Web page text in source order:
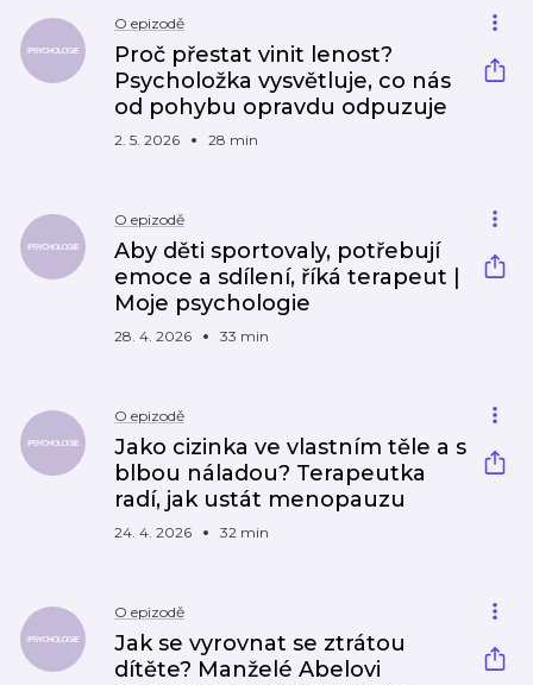
O epizodě
Proč přestat vinit lenost?
Psycholožka vysvětluje, co nás
od pohybu opravdu odpuzuje
2. 5. 2026 28 min
O epizodě
Aby děti sportovaly, potřebují
emoce a sdílení, říká terapeut |
Moje psychologie
28. 4. 2026 33 min
O epizodě
Jako cizinka ve vlastním těle a s
blbou náladou? Terapeutka
radí, jak ustát menopauzu
24. 4. 2026 32 min
O epizodě
Jak se vyrovnat se ztrátou
dítěte? Manželé Abelovi